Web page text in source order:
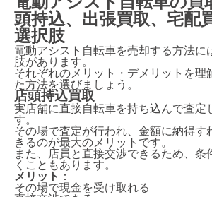
電動アシスト自転車の買
頭持込、出張買取、宅配
選択肢
電動アシスト自転車を売却する方法に
肢があります。
それぞれのメリット・デメリットを理
た方法を選びましょう。
店頭持込買取
実店舗に直接自転車を持ち込んで査定
す。
その場で査定が行われ、金額に納得す
きるのが最大のメリットです。
また、店員と直接交渉できるため、条
くこともあります。
メリット
：
その場で現金を受け取れる